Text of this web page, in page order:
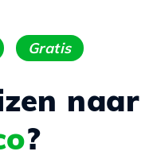
Gratis
naar
?